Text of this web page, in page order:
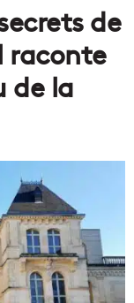
de
raconte
de la